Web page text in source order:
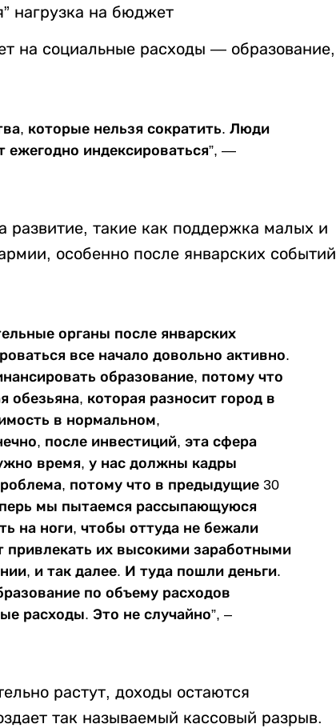
нагрузка на бюджет
на социальные расходы — образование,
которые нельзя сократить. Люди
ежегодно индексироваться”, —
развитие, такие как поддержка малых и
особенно после январских событий
органы после январских
все начало довольно активно.
образование, потому что
обезьяна, которая разносит город в
в нормальном,
после инвестиций, эта сфера
время, у нас должны кадры
потому что в предыдущие 30
мы пытаемся рассыпающуюся
на ноги, чтобы оттуда не бежали
привлекать их высокими заработными
и так далее. И туда пошли деньги.
по объему расходов
расходы. Это не случайно”, –
растут, доходы остаются
так называемый кассовый разрыв.